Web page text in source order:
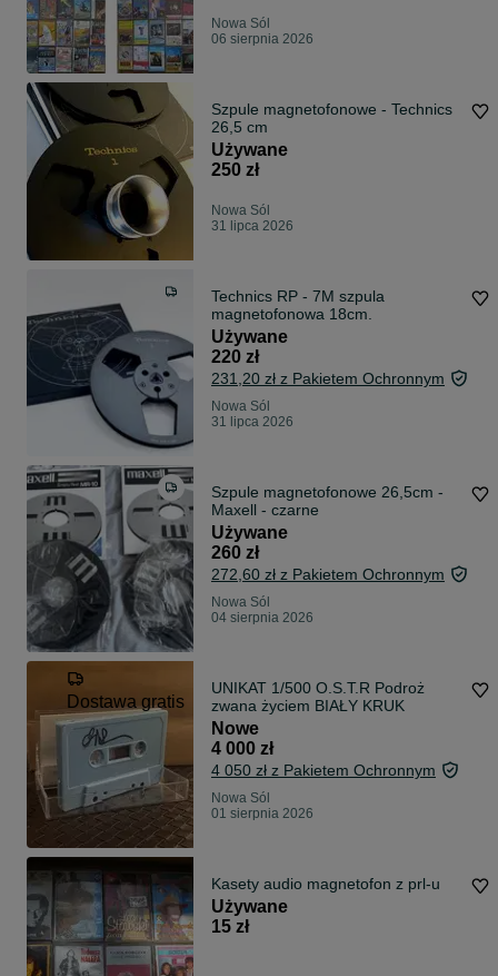
Nowa Sól
06 sierpnia 2026
Szpule magnetofonowe - Technics
26,5 cm
Używane
250 zł
Nowa Sól
31 lipca 2026
Technics RP - 7M szpula
magnetofonowa 18cm.
Używane
220 zł
231,20 zł z Pakietem Ochronnym
Nowa Sól
31 lipca 2026
Szpule magnetofonowe 26,5cm -
Maxell - czarne
Używane
260 zł
272,60 zł z Pakietem Ochronnym
Nowa Sól
04 sierpnia 2026
Dostawa gratis
UNIKAT 1/500 O.S.T.R Podroż
zwana życiem BIAŁY KRUK
Nowe
4 000 zł
4 050 zł z Pakietem Ochronnym
Nowa Sól
01 sierpnia 2026
Kasety audio magnetofon z prl-u
Używane
15 zł